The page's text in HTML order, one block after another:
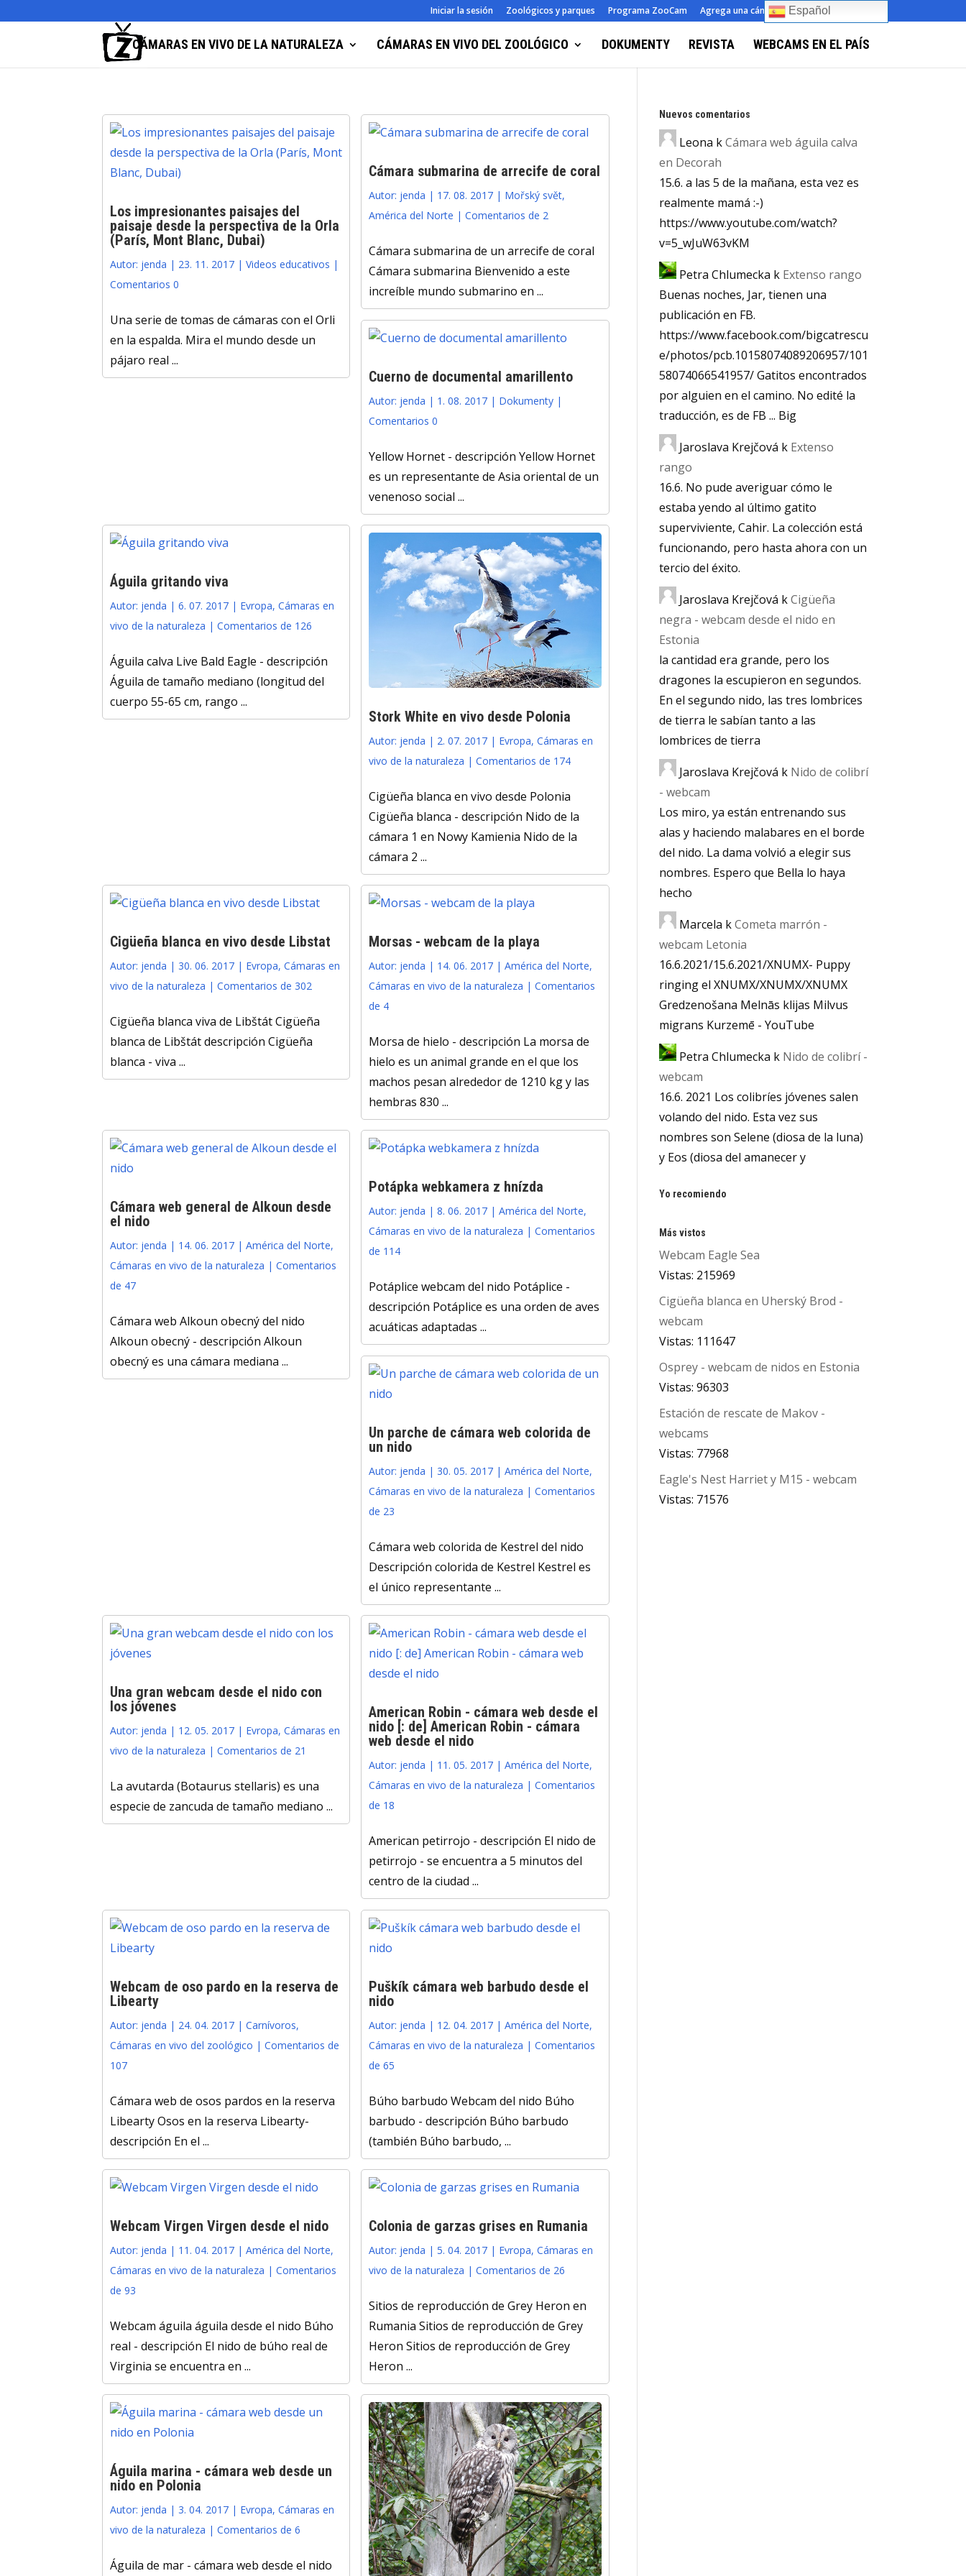
Iniciar la sesión Zoológicos y parques Programa ZooCam Agrega una cámara Sobre
CÁMARAS EN VIVO DE LA NATURALEZA CÁMARAS EN VIVO DEL ZOOLÓGICO DOKUMENTY REVISTA WEBCAMS EN EL PAÍS
Los impresionantes paisajes del
paisaje desde la perspectiva de la Orla
(París, Mont Blanc, Dubai)
Autor: jenda | 23. 11. 2017| Videos educativos |
Comentarios 0
Una serie de tomas de cámaras con el Orli
en la espalda. Mira el mundo desde un
pájaro real ...
Cámara submarina de arrecife de coral
Autor: jenda | 17. 08. 2017| Mořský svět,
América del Norte | Comentarios de 2
Cámara submarina de un arrecife de coral
Cámara submarina Bienvenido a este
increíble mundo submarino en ...
Cuerno de documental amarillento
Autor: jenda | 1. 08. 2017| Dokumenty|
Comentarios 0
Yellow Hornet - descripción Yellow Hornet
es un representante de Asia oriental de un
venenoso social ...
Águila gritando viva
Autor: jenda | 6. 07. 2017| Evropa, Cámaras en
vivo de la naturaleza | Comentarios de 126
Águila calva Live Bald Eagle - descripción
Águila de tamaño mediano (longitud del
cuerpo 55-65 cm, rango ...
Stork White en vivo desde Polonia
Autor: jenda | 2. 07. 2017| Evropa, Cámaras en
vivo de la naturaleza | Comentarios de 174
Cigüeña blanca en vivo desde Polonia
Cigüeña blanca - descripción Nido de la
cámara 1 en Nowy Kamienia Nido de la
cámara 2 ...
Cigüeña blanca en vivo desde Libstat
Autor: jenda | 30. 06. 2017| Evropa, Cámaras en
vivo de la naturaleza | Comentarios de 302
Cigüeña blanca viva de Libštát Cigüeña
blanca de Libštát descripción Cigüeña
blanca - viva ...
Morsas - webcam de la playa
Autor: jenda | 14. 06. 2017| América del Norte,
Cámaras en vivo de la naturaleza | Comentarios
de 4
Morsa de hielo - descripción La morsa de
hielo es un animal grande en el que los
machos pesan alrededor de 1210 kg y las
hembras 830 ...
Cámara web general de Alkoun desde
el nido
Autor: jenda | 14. 06. 2017| América del Norte,
Cámaras en vivo de la naturaleza | Comentarios
de 47
Cámara web Alkoun obecný del nido
Alkoun obecný - descripción Alkoun
obecný es una cámara mediana ...
Potápka webkamera z hnízda
Autor: jenda | 8. 06. 2017| América del Norte,
Cámaras en vivo de la naturaleza | Comentarios
de 114
Potáplice webcam del nido Potáplice -
descripción Potáplice es una orden de aves
acuáticas adaptadas ...
Un parche de cámara web colorida de
un nido
Autor: jenda | 30. 05. 2017| América del Norte,
Cámaras en vivo de la naturaleza | Comentarios
de 23
Cámara web colorida de Kestrel del nido
Descripción colorida de Kestrel Kestrel es
el único representante ...
Una gran webcam desde el nido con
los jóvenes
Autor: jenda | 12. 05. 2017| Evropa, Cámaras en
vivo de la naturaleza | Comentarios de 21
La avutarda (Botaurus stellaris) es una
especie de zancuda de tamaño mediano ...
American Robin - cámara web desde el
nido [: de] American Robin - cámara
web desde el nido
Autor: jenda | 11. 05. 2017| América del Norte,
Cámaras en vivo de la naturaleza | Comentarios
de 18
American petirrojo - descripción El nido de
petirrojo - se encuentra a 5 minutos del
centro de la ciudad ...
Webcam de oso pardo en la reserva de
Libearty
Autor: jenda | 24. 04. 2017| Carnívoros,
Cámaras en vivo del zoológico | Comentarios de
107
Cámara web de osos pardos en la reserva
Libearty Osos en la reserva Libearty-
descripción En el ...
Puškík cámara web barbudo desde el
nido
Autor: jenda | 12. 04. 2017| América del Norte,
Cámaras en vivo de la naturaleza | Comentarios
de 65
Búho barbudo Webcam del nido Búho
barbudo - descripción Búho barbudo
(también Búho barbudo, ...
Webcam Virgen Virgen desde el nido
Autor: jenda | 11. 04. 2017| América del Norte,
Cámaras en vivo de la naturaleza | Comentarios
de 93
Webcam águila águila desde el nido Búho
real - descripción El nido de búho real de
Virginia se encuentra en ...
Colonia de garzas grises en Rumania
Autor: jenda | 5. 04. 2017| Evropa, Cámaras en
vivo de la naturaleza | Comentarios de 26
Sitios de reproducción de Grey Heron en
Rumania Sitios de reproducción de Grey
Heron Sitios de reproducción de Grey
Heron ...
Águila marina - cámara web desde un
nido en Polonia
Autor: jenda | 3. 04. 2017| Evropa, Cámaras en
vivo de la naturaleza | Comentarios de 6
Águila de mar - cámara web desde el nido
Nuevos comentarios
Leona kCámara web águila calva
en Decorah
15.6. a las 5 de la mañana, esta vez es
realmente mamá :-)
https://www.youtube.com/watch?
v=5_wJuW63vKM
Petra Chlumecka k Extenso rango
Buenas noches, Jar, tienen una
publicación en FB.
https://www.facebook.com/bigcatrescu
e/photos/pcb.10158074089206957/101
58074066541957/ Gatitos encontrados
por alguien en el camino. No edité la
traducción, es de FB ... Big
Jaroslava Krejčová k Extenso
rango
16.6. No pude averiguar cómo le
estaba yendo al último gatito
superviviente, Cahir. La colección está
funcionando, pero hasta ahora con un
tercio del éxito.
Jaroslava Krejčová kCigüeña
negra - webcam desde el nido en
Estonia
la cantidad era grande, pero los
dragones la escupieron en segundos.
En el segundo nido, las tres lombrices
de tierra le sabían tanto a las
lombrices de tierra
Jaroslava Krejčová k Nido de colibrí
- webcam
Los miro, ya están entrenando sus
alas y haciendo malabares en el borde
del nido. La dama volvió a elegir sus
nombres. Espero que Bella lo haya
hecho
Marcela kCometa marrón -
webcam Letonia
16.6.2021/15.6.2021/XNUMX- Puppy
ringing el XNUMX/XNUMX/XNUMX
Gredzenošana Melnās klijas Milvus
migrans Kurzemē - YouTube
Petra Chlumecka k Nido de colibrí -
webcam
16.6. 2021 Los colibríes jóvenes salen
volando del nido. Esta vez sus
nombres son Selene (diosa de la luna)
y Eos (diosa del amanecer y
Yo recomiendo
Más vistos
Webcam Eagle Sea
Vistas: 215969
Cigüeña blanca en Uherský Brod -
webcam
Vistas: 111647
Osprey - webcam de nidos en Estonia
Vistas: 96303
Estación de rescate de Makov -
webcams
Vistas: 77968
Eagle's Nest Harriet y M15 - webcam
Vistas: 71576
Español